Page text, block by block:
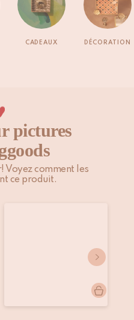
CADEAUX DÉCORATION
pictures
Voyez comment les
ce produit.
publiée
lysiane_maison.marcel